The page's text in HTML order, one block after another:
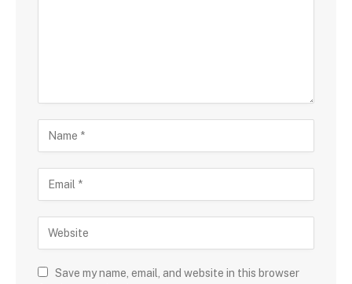
Save my name, email, and website in this browser